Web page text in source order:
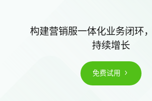
构建营销服一体化业务闭环
持续增长
免费试用